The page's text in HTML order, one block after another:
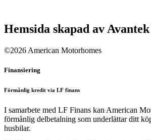
Hemsida skapad av
©2026 American Motorhomes
Finansiering
Förmånlig kredit via LF finans
I samarbete med LF Finans kan American
förmånlig delbetalning som underlättar ditt
husbilar.